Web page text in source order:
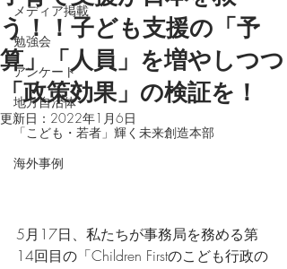
メディア掲載
勉強会
アンケート
地方自治体
「こども・若者」輝く未来創造本部
海外事例
う！！子ども支援の「予
算」「人員」を増やしつつ
「政策効果」の検証を！
更新日： 2022年1月6日
5月17日、私たちが事務局を務める第
14回目の「Children Firstのこども行政の